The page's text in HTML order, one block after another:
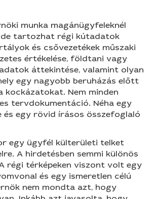
munka magánügyfeleknél
tartozhat régi kútadatok
és csővezetékek műszaki
értékelése, földtani vagy
áttekintése, valamint olyan
egy nagyobb beruházás előtt
kockázatokat. Nem minden
tervdokumentáció. Néha egy
és egy rövid írásos összefoglaló
egy ügyfél külterületi telket
A hirdetésben semmi különös
régi térképeken viszont volt egy
és egy ismeretlen célú
nem mondta azt, hogy